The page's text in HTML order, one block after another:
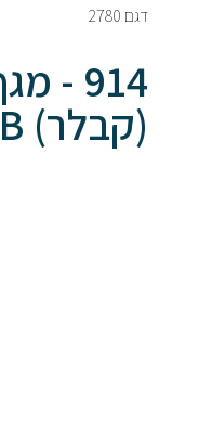
דגם 2780
(קבלר) JCB דגם 2780